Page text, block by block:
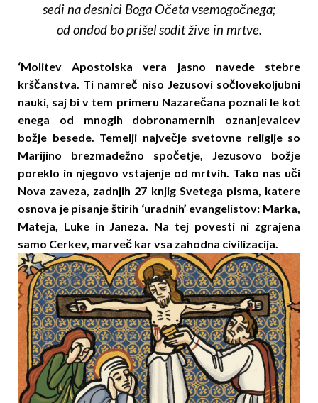
sedi na desnici Boga Očeta vsemogočnega;
od ondod bo prišel sodit žive in mrtve.
‘Molitev Apostolska vera jasno navede stebre
krščanstva. Ti namreč niso Jezusovi so­člo­ve­k­o­ljub­ni
nauki, saj bi v tem prime­ru Nazare­ča­na poznali le kot
enega od mnogih dobronamernih oznanjevalcev
božje besede. Temelji naj­večje svetovne religije so
Marijino brezmadežno spo­­četje, Jezusovo božje
poreklo in nje­govo vstajenje od mrtvih. Tako nas uči
Nova zave­za, zadnjih 27 knjig Svetega pisma, katere
osnova je pisanje štirih ‘uradnih’ evangelistov: Marka,
Ma­teja, Luke in Janeza. Na tej povesti ni zgrajena
samo Cerkev, marveč kar vsa zahodna civilizacija.